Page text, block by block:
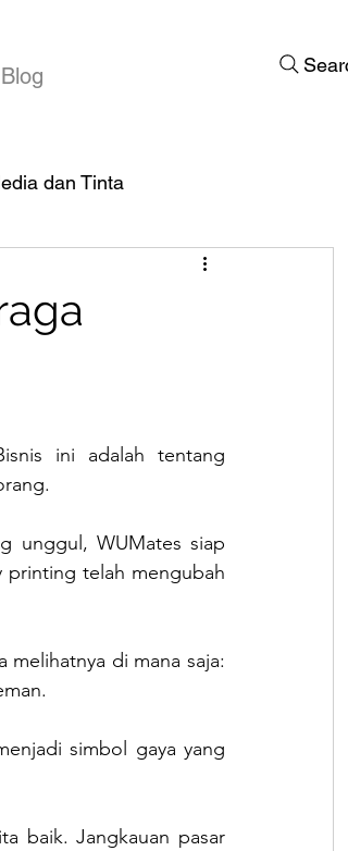
Blog
dan Tinta
ini adalah tentang
unggul, WUMates siap
printing telah mengubah
melihatnya di mana saja:
simbol gaya yang
baik. Jangkauan pasar